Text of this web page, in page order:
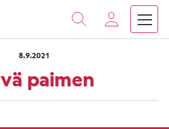
Hyvä paimen
8.9.2021
paimen